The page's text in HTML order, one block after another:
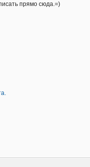
прямо сюда.=)